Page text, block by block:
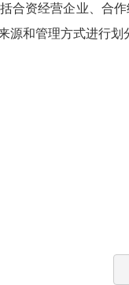
合资经营企业、合
源和管理方式进行划